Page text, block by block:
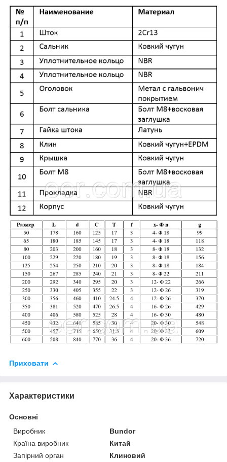
Приховати
Характеристики
Основні
Виробник
Bundor
Країна виробник
Китай
Запірний орган
Клиновий